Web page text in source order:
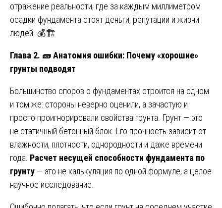
отражение реальности, где за каждым миллиметром
осадки фундамента стоят деньги, репутации и жизни
людей. 💰🏗️
Глава 2. 🧱Анатомия ошибки: Почему «хорошие»
грунты подводят
Большинство споров о фундаментах строится на одном
и том же: стороны неверно оценили, а зачастую и
просто проигнорировали свойства грунта. Грунт — это
не статичный бетонный блок. Его прочность зависит от
влажности, плотности, однородности и даже времени
года. Расчет несущей способности фундамента по
грунту — это не калькуляция по одной формуле, а целое
научное исследование.